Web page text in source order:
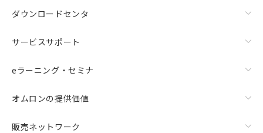
ダウンロードセンタ
サービスサポート
eラーニング・セミナ
オムロンの提供価値
販売ネットワーク